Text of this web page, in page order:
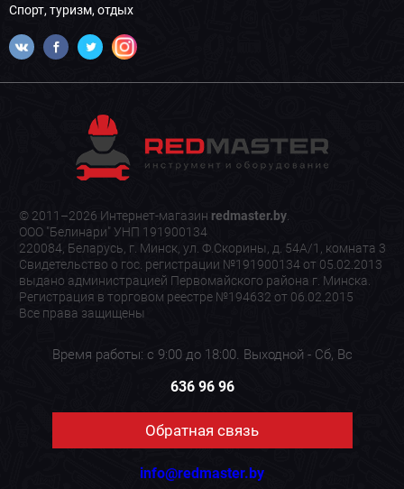
Спорт, туризм, отдых
© 2011–2026 Интернет-магазин redmaster.by.
ООО "Белинари" УНП 191900134
220084, Беларусь, г. Минск, ул. Ф.Скорины, д. 54А/1, комната 3
Свидетельство о гос. регистрации №191900134 от 05.02.2013
выдано администрацией Первомайского района г. Минска.
Регистрация в торговом реестре №194632 от 06.02.2015
Все права защищены
Время работы: с 9:00 до 18:00. Выходной - Сб, Вс
636 96 96
Обратная связь
info@redmaster.by